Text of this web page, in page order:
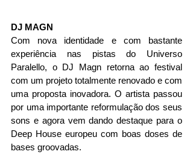
DJ MAGN
Com nova identidade e com bastante
experiência nas pistas do Universo
Paralello, o DJ Magn retorna ao festival
com um projeto totalmente renovado e com
uma proposta inovadora. O artista passou
por uma importante reformulação dos seus
sons e agora vem dando destaque para o
Deep House europeu com boas doses de
bases groovadas.